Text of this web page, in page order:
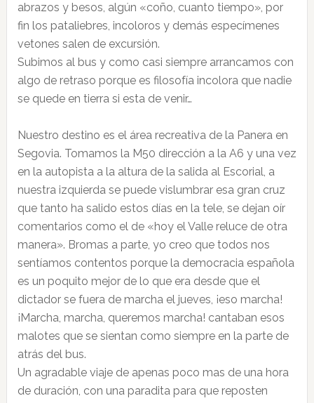
abrazos y besos, algún «coño, cuanto tiempo», por
fin los pataliebres, incoloros y demás especímenes
vetones salen de excursión.
Subimos al bus y como casi siempre arrancamos con
algo de retraso porque es filosofía incolora que nadie
se quede en tierra si esta de venir…
Nuestro destino es el área recreativa de la Panera en
Segovia. Tomamos la M50 dirección a la A6 y una vez
en la autopista a la altura de la salida al Escorial, a
nuestra izquierda se puede vislumbrar esa gran cruz
que tanto ha salido estos días en la tele, se dejan oír
comentarios como el de «hoy el Valle reluce de otra
manera». Bromas a parte, yo creo que todos nos
sentíamos contentos porque la democracia española
es un poquito mejor de lo que era desde que el
dictador se fuera de marcha el jueves, ¡eso marcha!
¡Marcha, marcha, queremos marcha! cantaban esos
malotes que se sientan como siempre en la parte de
atrás del bus.
Un agradable viaje de apenas poco mas de una hora
de duración, con una paradita para que reposten